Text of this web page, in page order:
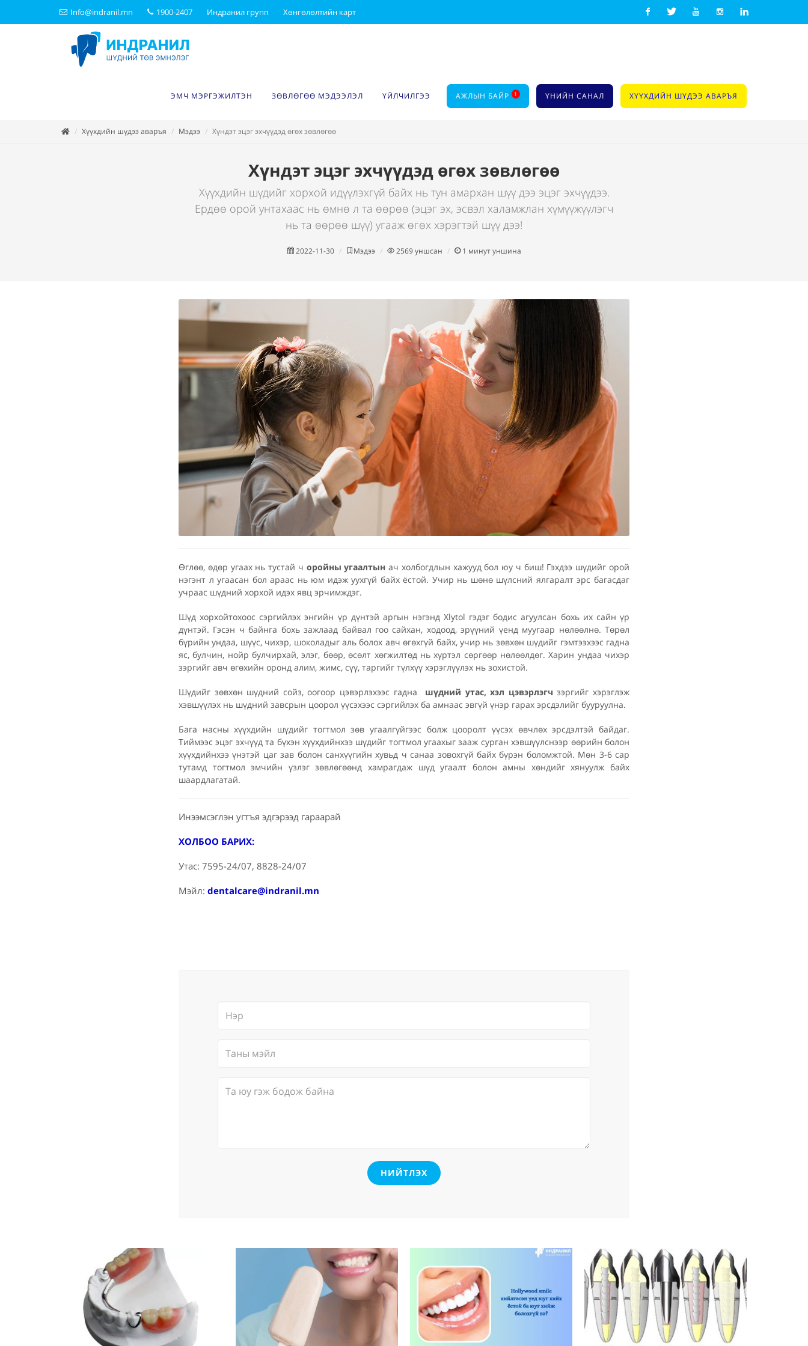
Info@indranil.mn 1900-2407 Индранил групп Хөнгөлөлтийн карт
ЭМЧ МЭРГЭЖИЛТЭН ЗӨВЛӨГӨӨ МЭДЭЭЛЭЛ ҮЙЛЧИЛГЭЭ АЖЛЫН БАЙР 1 ҮНИЙН САНАЛ ХҮҮХДИЙН ШҮДЭЭ АВАРЪЯ
Хүүхдийн шүдээ аваръя Мэдээ Хүндэт эцэг эхчүүдэд өгөх зөвлөгөө
Хүндэт эцэг эхчүүдэд өгөх зөвлөгөө
Хүүхдийн шүдийг хорхой идүүлэхгүй байх нь тун амархан шүү дээ эцэг эхчүүдээ.
Ердөө орой унтахаас нь өмнө л та өөрөө (эцэг эх, эсвэл халамжлан хүмүүжүүлэгч
нь та өөрөө шүү) угааж өгөх хэрэгтэй шүү дээ!
2022-11-30 Мэдээ 2569уншсан 1 минут уншина
Өглөө, өдөр угаах нь тустай ч оройны угаалтынач холбогдлын хажууд бол юу ч биш! Гэхдээ шүдийг орой
нэгэнт л угаасан бол араас нь юм идэж уухгүй байх ёстой. Учир нь шөнө шүлсний ялгаралт эрс багасдаг
учраас шүдний хорхой идэх явц эрчимждэг.
Шүд хорхойтохоос сэргийлэх энгийн үр дүнтэй аргын нэгэнд Xlytol гэдэг бодис агуулсан бохь их сайн үр
дүнтэй. Гэсэн ч байнга бохь зажлаад байвал гоо сайхан, ходоод, эрүүний үенд муугаар нөлөөлнө. Төрөл
бүрийн ундаа, шүүс, чихэр, шоколадыг аль болох авч өгөхгүй байх, учир нь зөвхөн шүдийг гэмтээхээс гадна
яс, булчин, нойр булчирхай, элэг, бөөр, өсөлт хөгжилтөд нь хүртэл сөргөөр нөлөөлдөг. Харин ундаа чихэр
зэргийг авч өгөхийн оронд алим, жимс, сүү, таргийг түлхүү хэрэглүүлэх нь зохистой.
Шүдийг зөвхөн шүдний сойз, оогоор цэвэрлэхээс гадна шүдний утас, хэл цэвэрлэгчзэргийг хэрэглэж
хэвшүүлэх нь шүдний завсрын цоорол үүсэхээс сэргийлэх ба амнаас эвгүй үнэр гарах эрсдэлийг бууруулна.
Бага насны хүүхдийн шүдийг тогтмол зөв угаалгүйгээс болж цооролт үүсэх өвчлөх эрсдэлтэй байдаг.
Тиймээс эцэг эхчүүд та бүхэн хүүхдийнхээ шүдийг тогтмол угаахыг зааж сурган хэвшүүлснээр өөрийн болон
хүүхдийнхээ үнэтэй цаг зав болон санхүүгийн хувьд ч санаа зовохгүй байх бүрэн боломжтой. Мөн 3-6 сар
тутамд тогтмол эмчийн үзлэг зөвлөгөөнд хамрагдаж шүд угаалт болон амны хөндийг хянуулж байх
шаардлагатай.
Инээмсэглэн угтъя эдгэрээд гараарай
ХОЛБОО БАРИХ:
Утас: 7595-24/07, 8828-24/07
Мэйл: dentalcare@indranil.mn
НИЙТЛЭХ